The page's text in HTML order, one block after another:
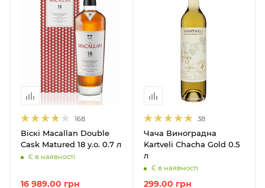
168
Віскі Macallan Double
Cask Matured 18 y.o. 0.7 л
Є в наявності
16 989.00 грн
38
Чача Виноградна
Kartveli Chacha Gold 0.5
л
Є в наявності
299.00 грн